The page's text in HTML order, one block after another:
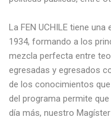
La FEN UCHILE tiene
1934, formando a los
mezcla perfecta entre
egresadas y egresados
de los conocimientos
del programa permite
día más, nuestro